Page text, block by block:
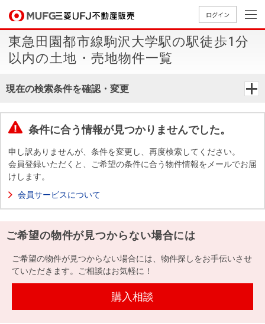
ログイン
買いたいTOP
中古
マン
ンを
探す
築・
一戸
建て
す
売りたいTOP
無
料
定
却
談
売却
店舗案内TOP
店舗のご
案内（首
案内（名
案内（関
会社情報TOP
ごあいさ
つ
要
Way
経営ビジ
ョン
組織図
役員一
沿革
本社地
図
採用情報TOP
新卒採用
情報
採用情報
買いたい
売りたい
店舗案内
会社情報
採用情報
提携企業にお勤めの方
東急田園都市線駒沢大学駅の駅徒歩1分
以内の土地・売地物件一覧
現在の検索条件を確認・変更
条件に合う情報が見つかりませんでした。
申し訳ありませんが、条件を変更し、再度検索してください。
会員登録いただくと、ご希望の条件に合う物件情報をメールでお届
けします。
会員サービスについて
ご希望の物件が見つからない場合には
ご希望の物件が見つからない場合には、物件探しをお手伝いさせ
ていただきます。ご相談はお気軽に！
購入相談